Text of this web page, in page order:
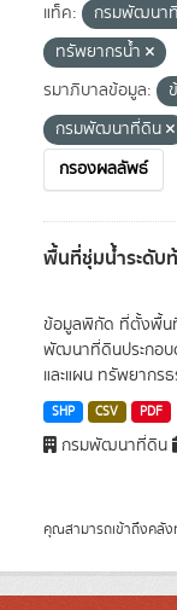
แท็ค: กรมพัฒนา
ทรัพยากรน้ำ
รมาภิบาลข้อมูล:
กรมพัฒนาที่ดิน
กรองผลลัพธ์
พื้นที่ชุ่มน้ำระดับ
ข้อมูลพิกัด ที่ตั้งพื้น
พัฒนาที่ดินประกอบ
และแผน ทรัพยากร
SHP CSV PDF
กรมพัฒนาที่ดิน
คุณสามารถเข้าถึงคลัง